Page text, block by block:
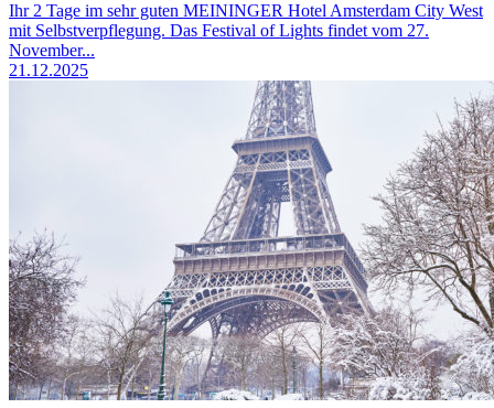
Ihr 2 Tage im sehr guten MEININGER Hotel Amsterdam City West
mit Selbstverpflegung. Das Festival of Lights findet vom 27.
November...
21.12.2025